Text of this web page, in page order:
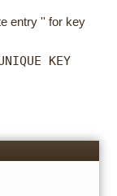
entry '' for key
KEY